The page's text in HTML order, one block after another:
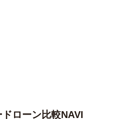
ドローン比較NAVI